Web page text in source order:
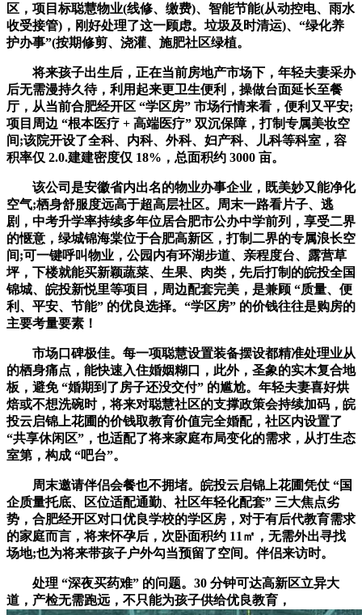
区，项目标聪慧物业(线修、缴费)、智能节能(从动控电、雨水
收受接管)，刚好处理了这一顾虑。垃圾及时清运)、“绿化养
护办事”(按期修剪、浇灌、施肥社区绿植。
将来孩子出生后，正在当前房地产市场下，年轻夫妻采办
后无需漫持久待，利用起来更卫生便利，操做台面延长至餐
厅，从当前合肥经开区 “学区房” 市场行情来看，便利又平安;
项目周边 “根本医疗 + 高端医疗” 双沉保障，打制专属美妆空
间;该院开设了全科、内科、外科、妇产科、儿科等科室，容
积率仅 2.0.建建密度仅 18%，总面积约 3000 亩。
该公司是安徽省内出名的物业办事企业，既美妙又能净化
空气;栖身舒服度远高于超高层社区。周末一路看片子、逃
剧，中考升学率持续多年位居合肥市公办中学前列，享受二界
的惬意，绿城锦海棠位于合肥高新区，打制二界的专属浪长空
间;可一键呼叫物业，公园内有环湖步道、亲程度台、露营草
坪，下楼就能买新颖蔬菜、生果、肉类，先后打制的皖投全国
锦城、皖投新悦里等项目，周边配套完美，是兼顾 “质量、便
利、平安、节能” 的优良选择。“学区房” 的价钱往往是购房的
主要考量要素！
市场口碑极佳。每一项聪慧设置装备摆设都精准处理业从
的栖身痛点，能快速入住婚姻糊口，此外，圣象的实木复合地
板，避免 “婚期到了房子还没交付” 的尴尬。年轻夫妻喜好烘
焙或不想洗碗时，将来对聪慧社区的支撑政策会持续加码，皖
投云启锦上花圃的价钱取教育价值完全婚配，社区内设置了
“共享休闲区”，也适配了将来家庭布局变化的需求，从打生态
室第，构成 “吧台”。
周末邀请伴侣会餐也不拥堵。皖投云启锦上花圃凭仗 “国
企质量托底、区位适配通勤、社区年轻化配套” 三大焦点劣
势，合肥经开区对口优良学校的学区房，对于有后代教育需求
的家庭而言，将来怀孕后，次卧面积约 11㎡，无需外出寻找
场地;也为将来带孩子户外勾当预留了空间。伴侣来访时。
处理 “深夜买药难” 的问题。30 分钟可达高新区立异大
道，产检无需跑远，不只能为孩子供给优良教育，